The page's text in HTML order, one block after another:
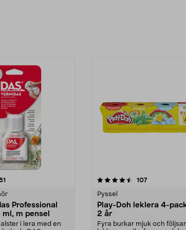
Professional
m pensel
i lera med en
av 5 stjärnor 107recensioner
Pyssel
Play-Doh leklera 4-
2 år
Fyra burkar mjuk och
5.0 av 5 stjärnor